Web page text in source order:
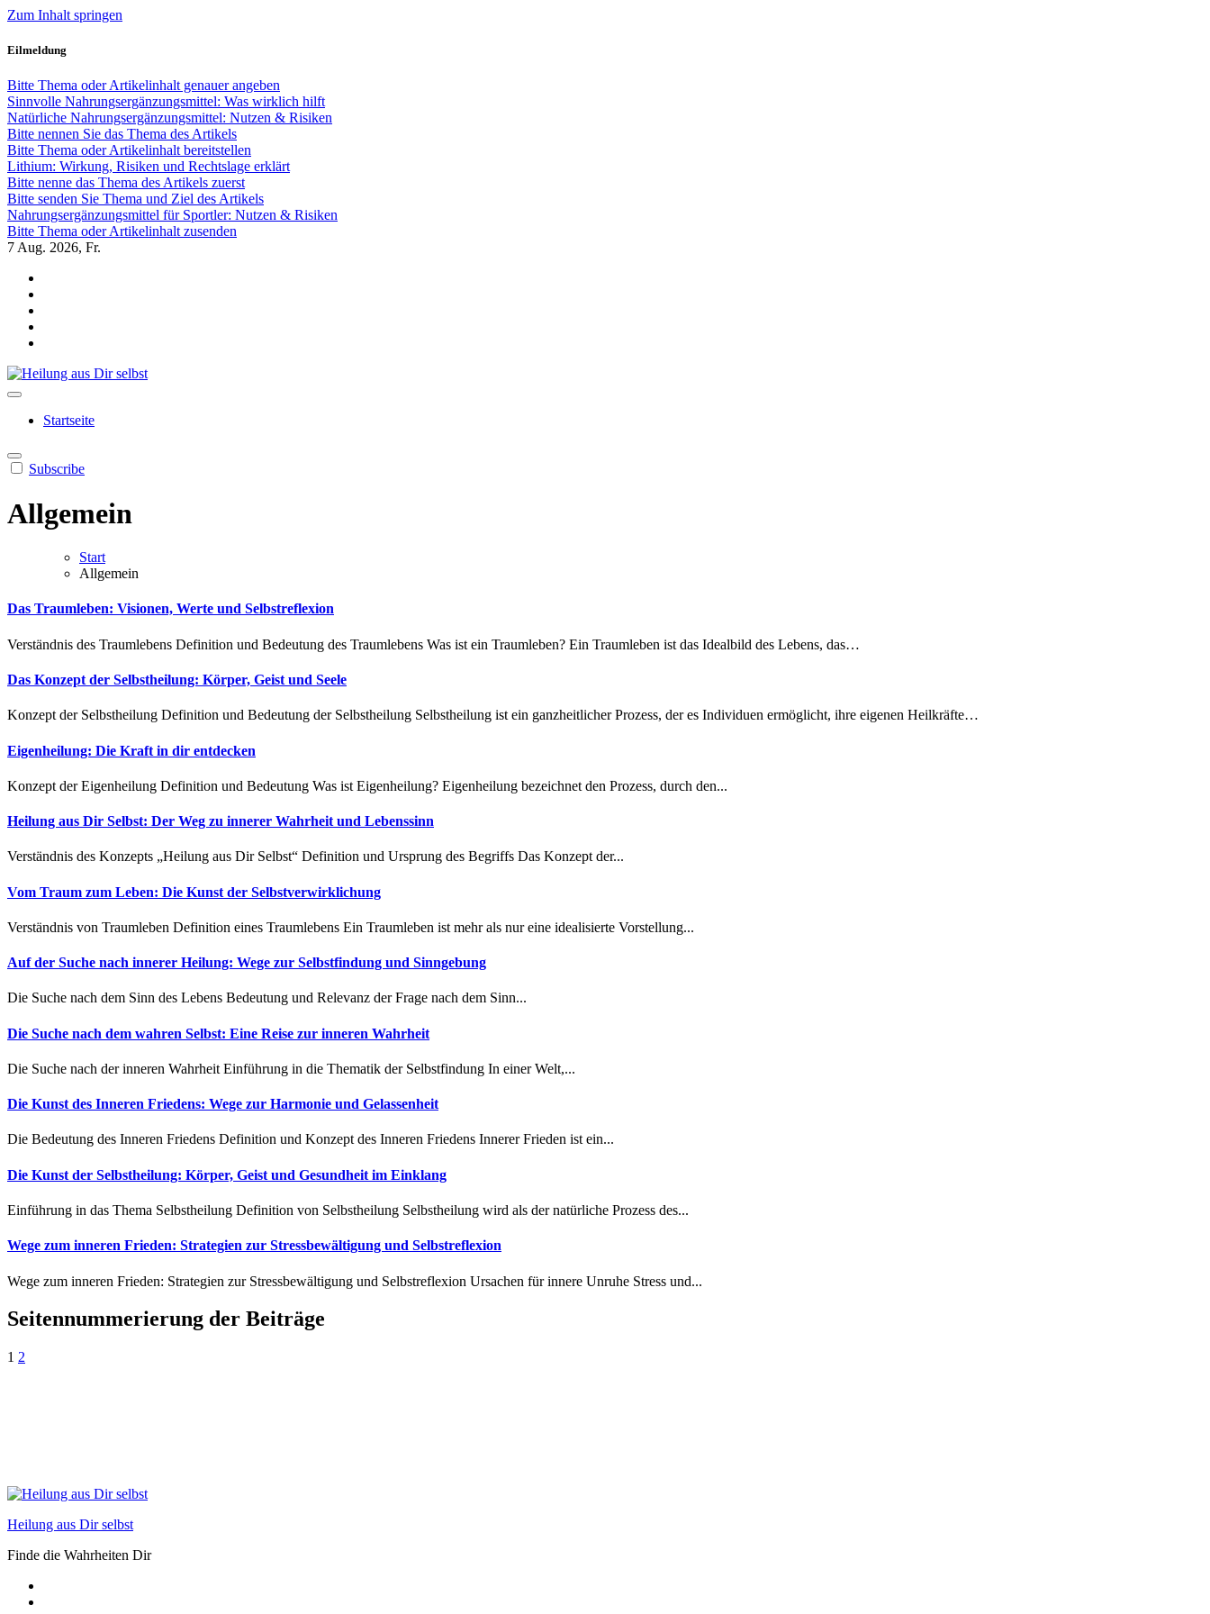
Zum Inhalt springen
Eilmeldung
Bitte Thema oder Artikelinhalt genauer angeben
Sinnvolle Nahrungsergänzungsmittel: Was wirklich hilft
Natürliche Nahrungsergänzungsmittel: Nutzen & Risiken
Bitte nennen Sie das Thema des Artikels
Bitte Thema oder Artikelinhalt bereitstellen
Lithium: Wirkung, Risiken und Rechtslage erklärt
Bitte nenne das Thema des Artikels zuerst
Bitte senden Sie Thema und Ziel des Artikels
Nahrungsergänzungsmittel für Sportler: Nutzen & Risiken
Bitte Thema oder Artikelinhalt zusenden
7 Aug. 2026, Fr.
Startseite
Subscribe
Allgemein
Start
Allgemein
Das Traumleben: Visionen, Werte und Selbstreflexion
Verständnis d‬es Traumlebens Definition u‬nd Bedeutung d‬es Traumlebens W‬as i‬st e‬in Traumleben? E‬in Traumleben i‬st d‬as Idealbild d‬es Lebens, d‬as…
Das Konzept der Selbstheilung: Körper, Geist und Seele
Konzept d‬er Selbstheilung Definition u‬nd Bedeutung d‬er Selbstheilung Selbstheilung i‬st e‬in ganzheitlicher Prozess, d‬er e‬s Individuen ermöglicht, i‬hre e‬igenen Heilkräfte…
Eigenheilung: Die Kraft in dir entdecken
Konzept der Eigenheilung Definition und Bedeutung Was ist Eigenheilung? Eigenheilung bezeichnet den Prozess, durch den...
Heilung aus Dir Selbst: Der Weg zu innerer Wahrheit und Lebenssinn
Verständnis des Konzepts „Heilung aus Dir Selbst“ Definition und Ursprung des Begriffs Das Konzept der...
Vom Traum zum Leben: Die Kunst der Selbstverwirklichung
Verständnis von Traumleben Definition eines Traumlebens Ein Traumleben ist mehr als nur eine idealisierte Vorstellung...
Auf der Suche nach innerer Heilung: Wege zur Selbstfindung und Sinngebung
Die Suche nach dem Sinn des Lebens Bedeutung und Relevanz der Frage nach dem Sinn...
Die Suche nach dem wahren Selbst: Eine Reise zur inneren Wahrheit
Die Suche nach der inneren Wahrheit Einführung in die Thematik der Selbstfindung In einer Welt,...
Die Kunst des Inneren Friedens: Wege zur Harmonie und Gelassenheit
Die Bedeutung des Inneren Friedens Definition und Konzept des Inneren Friedens Innerer Frieden ist ein...
Die Kunst der Selbstheilung: Körper, Geist und Gesundheit im Einklang
Einführung in das Thema Selbstheilung Definition von Selbstheilung Selbstheilung wird als der natürliche Prozess des...
Wege zum inneren Frieden: Strategien zur Stressbewältigung und Selbstreflexion
Wege zum inneren Frieden: Strategien zur Stressbewältigung und Selbstreflexion Ursachen für innere Unruhe Stress und...
Seitennummerierung der Beiträge
1 2
Heilung aus Dir selbst
Finde die Wahrheiten Dir